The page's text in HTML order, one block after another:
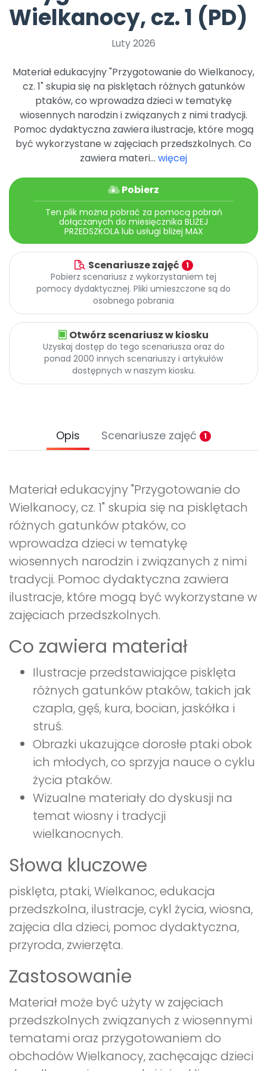
Archiwalne numery
Promocje
Wielkanocy, cz. 1 (PD)
Luty 2026
Materiał edukacyjny "Przygotowanie do Wielkanocy,
cz. 1" skupia się na pisklętach różnych gatunków
ptaków, co wprowadza dzieci w tematykę
wiosennych narodzin i związanych z nimi tradycji.
Pomoc dydaktyczna zawiera ilustracje, które mogą
być wykorzystane w zajęciach przedszkolnych. Co
zawiera materi... więcej
Pobierz
Ten plik można pobrać za pomocą pobrań
dołączanych do miesięcznika BLIŻEJ
PRZEDSZKOLA lub usługi bliżej MAX
Scenariusze zajęć 1
Pobierz scenariusz z wykorzystaniem tej
pomocy dydaktycznej. Pliki umieszczone są do
osobnego pobrania
Otwórz scenariusz w kiosku
Uzyskaj dostęp do tego scenariusza oraz do
ponad 2000 innych scenariuszy i artykułów
dostępnych w naszym kiosku.
Opis Scenariusze zajęć 1
Materiał edukacyjny "Przygotowanie do
Wielkanocy, cz. 1" skupia się na pisklętach
różnych gatunków ptaków, co
wprowadza dzieci w tematykę
wiosennych narodzin i związanych z nimi
tradycji. Pomoc dydaktyczna zawiera
ilustracje, które mogą być wykorzystane w
zajęciach przedszkolnych.
Co zawiera materiał
Ilustracje przedstawiające pisklęta
różnych gatunków ptaków, takich jak
czapla, gęś, kura, bocian, jaskółka i
struś.
Obrazki ukazujące dorosłe ptaki obok
ich młodych, co sprzyja nauce o cyklu
życia ptaków.
Wizualne materiały do dyskusji na
temat wiosny i tradycji
wielkanocnych.
Słowa kluczowe
pisklęta, ptaki, Wielkanoc, edukacja
przedszkolna, ilustracje, cykl życia, wiosna,
zajęcia dla dzieci, pomoc dydaktyczna,
przyroda, zwierzęta.
Zastosowanie
Materiał może być użyty w zajęciach
przedszkolnych związanych z wiosennymi
tematami oraz przygotowaniem do
obchodów Wielkanocy, zachęcając dzieci